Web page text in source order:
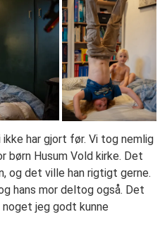
har gjort før. Vi tog nemlig
Husum Vold kirke. Det
og det ville han rigtigt gerne.
hans mor deltog også. Det
jeg godt kunne